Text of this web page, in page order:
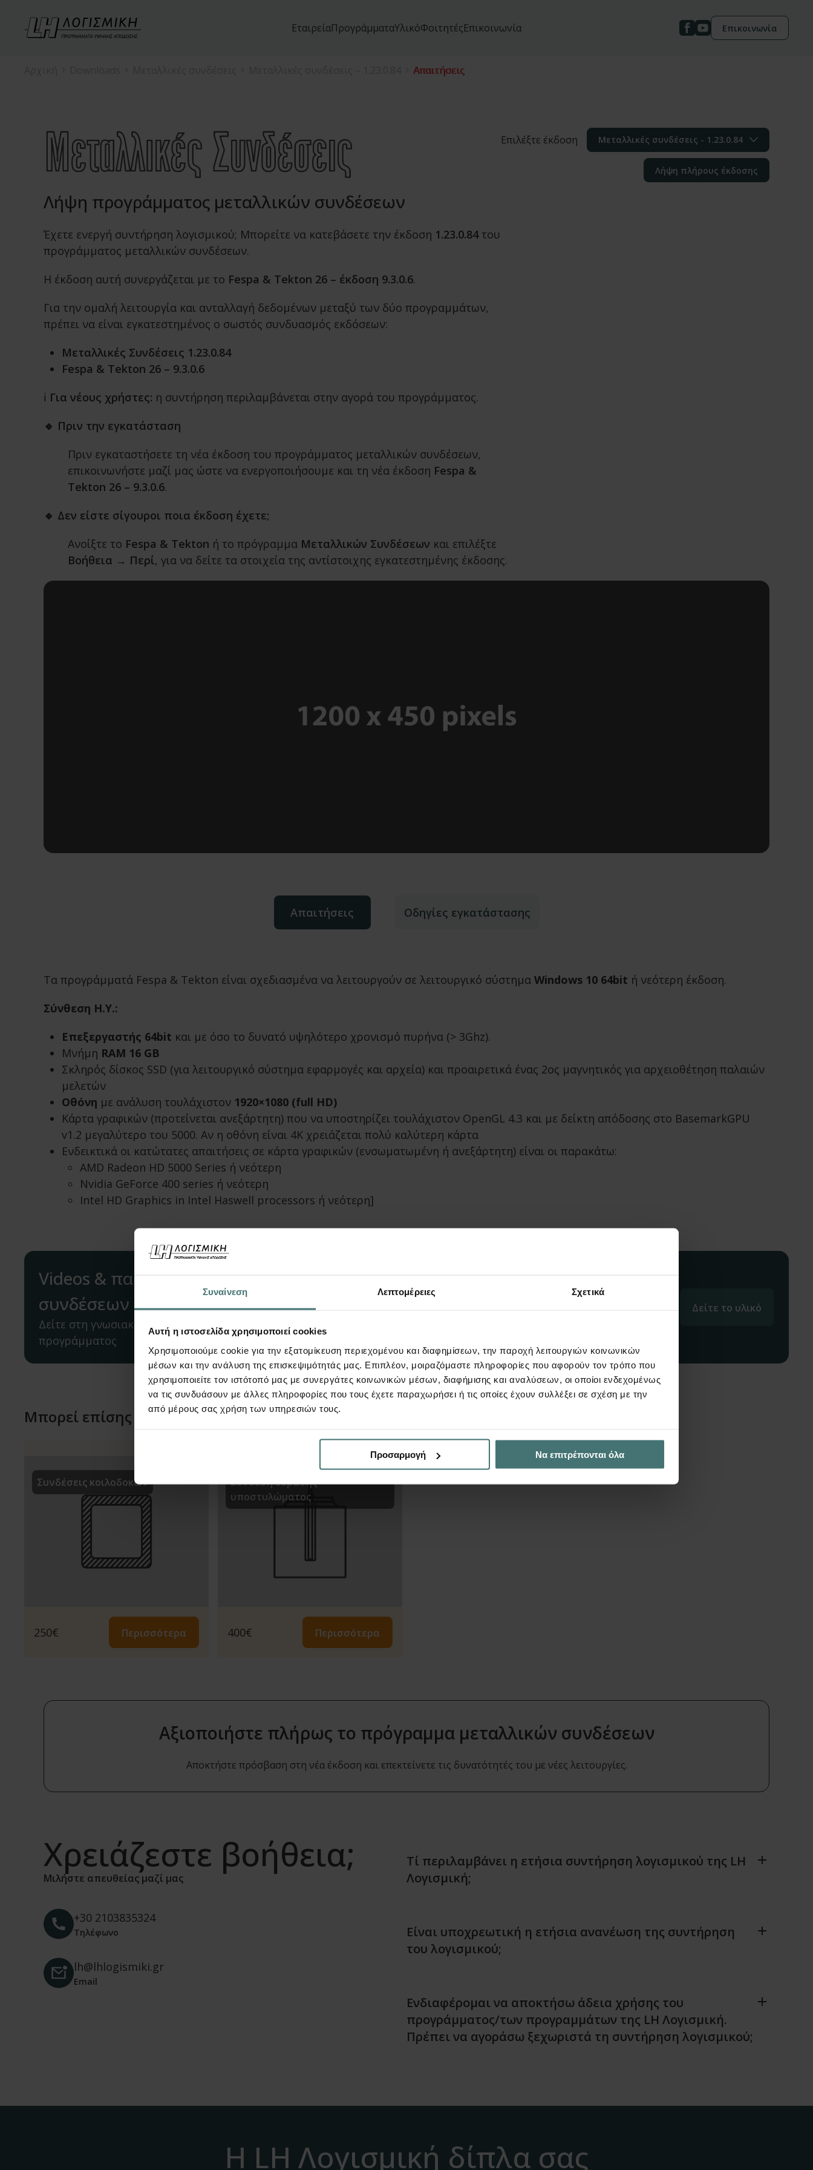
Συναίνεση Λεπτομέρειες Σχετικά
Αυτή η ιστοσελίδα χρησιμοποιεί cookies
Χρησιμοποιούμε cookie για την εξατομίκευση περιεχομένου και διαφημίσεων, την παροχή λειτουργιών κοινωνικών
μέσων και την ανάλυση της επισκεψιμότητάς μας. Επιπλέον, μοιραζόμαστε πληροφορίες που αφορούν τον τρόπο που
χρησιμοποιείτε τον ιστότοπό μας με συνεργάτες κοινωνικών μέσων, διαφήμισης και αναλύσεων, οι οποίοι ενδεχομένως
να τις συνδυάσουν με άλλες πληροφορίες που τους έχετε παραχωρήσει ή τις οποίες έχουν συλλέξει σε σχέση με την
από μέρους σας χρήση των υπηρεσιών τους.
Προσαρμογή Να επιτρέπονται όλα
ΕταιρείαΠρογράμματαΥλικόΦοιτητέςΕπικοινωνία Επικοινωνία
Απαιτήσεις
Επιλέξτε έκδοση Μεταλλικές συνδέσεις - 1.23.0.84
Λήψη πλήρους έκδοσης
Λήψη προγράμματος μεταλλικών συνδέσεων
Έχετε ενεργή συντήρηση λογισμικού; Μπορείτε να κατεβάσετε την έκδοση 1.23.0.84του
προγράμματος μεταλλικών συνδέσεων.
Η έκδοση αυτή συνεργάζεται με το Fespa & Tekton 26 – έκδοση 9.3.0.6.
Για την ομαλή λειτουργία και ανταλλαγή δεδομένων μεταξύ των δύο προγραμμάτων,
πρέπει να είναι εγκατεστημένος ο σωστός συνδυασμός εκδόσεων:
Μεταλλικές Συνδέσεις 1.23.0.84
Fespa & Tekton 26 – 9.3.0.6
ℹ️ Για νέους χρήστες: η συντήρηση περιλαμβάνεται στην αγορά του προγράμματος.
🔹 Πριν την εγκατάσταση
Πριν εγκαταστήσετε τη νέα έκδοση του προγράμματος μεταλλικών συνδέσεων,
επικοινωνήστε μαζί μας ώστε να ενεργοποιήσουμε και τη νέα έκδοση Fespa &
Tekton 26 – 9.3.0.6.
🔹 Δεν είστε σίγουροι ποια έκδοση έχετε;
Ανοίξτε το Fespa & Tekton ή το πρόγραμμα Μεταλλικών Συνδέσεων και επιλέξτε
Βοήθεια → Περί, για να δείτε τα στοιχεία της αντίστοιχης εγκατεστημένης έκδοσης.
Απαιτήσεις Οδηγίες εγκατάστασης
Τα προγράμματά Fespa & Tekton είναι σχεδιασμένα να λειτουργούν σε λειτουργικό σύστημα Windows 10 64bit ή νεότερη έκδοση.
Σύνθεση Η.Υ.:
Επεξεργαστής 64bit και με όσο το δυνατό υψηλότερο χρονισμό πυρήνα (> 3Ghz).
Μνήμη RAM 16 GB
Σκληρός δίσκος SSD (για λειτουργικό σύστημα εφαρμογές και αρχεία) και προαιρετικά ένας 2ος μαγνητικός για αρχειοθέτηση παλαιών
μελετών
Οθόνη με ανάλυση τουλάχιστον 1920×1080 (full HD)
Κάρτα γραφικών (προτείνεται ανεξάρτητη) που να υποστηρίζει τουλάχιστον OpenGL 4.3 και με δείκτη απόδοσης στο BasemarkGPU
v1.2 μεγαλύτερο του 5000. Αν η οθόνη είναι 4Κ χρειάζεται πολύ καλύτερη κάρτα
Ενδεικτικά οι κατώτατες απαιτήσεις σε κάρτα γραφικών (ενσωματωμένη ή ανεξάρτητη) είναι οι παρακάτω:
AMD Radeon HD 5000 Series ή νεότερη
Nvidia GeForce 400 series ή νεότερη
Intel HD Graphics in Intel Haswell processors ή νεότερη]
Videos & παραδείγματα για το πρόγραμμα μεταλλικών
συνδέσεων
Δείτε στη γνωσιακή βάση υλικό για να αξιοποιήσετε όλες τις δυνατότητες του
προγράμματος
Δείτε το υλικό
Μπορεί επίσης να σας ενδιαφέρουν
Συνδέσεις κοιλοδοκών
250€ Περισσότερα
Σύνδεση έδρασης
υποστυλώματος
400€ Περισσότερα
Αξιοποιήστε πλήρως το πρόγραμμα μεταλλικών συνδέσεων
Αποκτήστε πρόσβαση στη νέα έκδοση και επεκτείνετε τις δυνατότητές του με νέες λειτουργίες.
Χρειάζεστε βοήθεια;
Μιλήστε απευθείας μαζί μας
+30 2103835324
Τηλέφωνο
lh@lhlogismiki.gr
Email
Τί περιλαμβάνει η ετήσια συντήρηση λογισμικού της LH
Λογισμική;
Είναι υποχρεωτική η ετήσια ανανέωση της συντήρηση
του λογισμικού;
Ενδιαφέρομαι να αποκτήσω άδεια χρήσης του
προγράμματος/των προγραμμάτων της LH Λογισμική.
Πρέπει να αγοράσω ξεχωριστά τη συντήρηση λογισμικού;
Η LH Λογισμική δίπλα σας